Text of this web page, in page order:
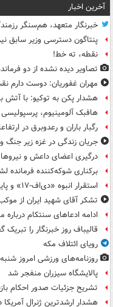
آخرین اخبار
خبرنگار متعهد، هم‌سنگر
پنتاگون دسترسی وزیر سابق
نقطه، ته خط!
تصاویر دیده‌ نشده از دو
مهران غفوریان: دوست دارم
هشدار پکن به توکیو: با آتش
هافبک آلومینیوم،
رگبار باران و رعدوبرق در
جریان زندگی در غزه زیر جنگ و
درگیری اعضای داعش و
برکناری شوکه‌کننده فرمانده
استقرار انبوه «دی‌اف‑۱۷» و پایان عصر پدافند آمریکا +عکس
تشکر آقای شهید ایران از
ادامه ادعاهای سنتکام درباره
قالیباف روز خبرنگار را تبریک
رویای ائتلاف مکه
روزنامه‌های ورزشی امروز ‌شنبه ۱۷ مرداد ۱۴۰۵
پالایشگاه سیزران منفجر شد
تشریح جزئیات صدور احکام
هشدار ارشدترین ژنرال